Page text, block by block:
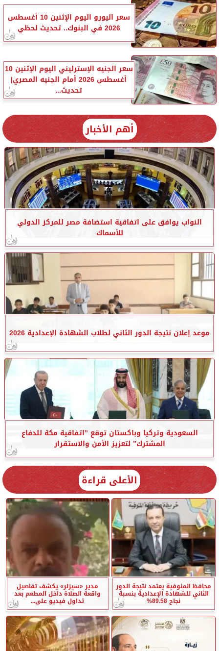
سعر اليورو اليوم الإثنين 10 أغسطس
2026 في البنوك.. تحديث لحظي
سعر الجنيه الإسترليني اليوم الإثنين 10
أغسطس 2026 أمام الجنيه المصري|
تحديث...
أهم الأخبار
النواب يوافق على اتفاقية استضافة مصر للمركز الدولي
للأسماك
موعد إعلان نتيجة الدور الثاني لطلاب الشهادة الإعدادية 2026
السعودية وتركيا وباكستان توقع ”اتفاقية مكة للدفاع
المشترك” لتعزيز الأمن والاستقرار
الأعلى قراءة
محافظ المنوفية يعتمد نتيجة الدور
الثاني للشهادة الإعدادية بنسبة
نجاح 89.58%
مدير «سيزلر» يكشف تفاصيل
واقعة الصلاة داخل المطعم بعد
تداول فيديو على...